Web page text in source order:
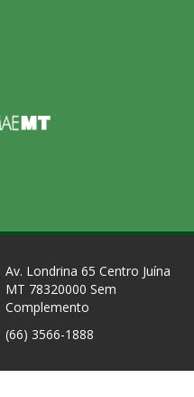
Av. Londrina 65 Centro Juína
MT 78320000 Sem
Complemento
(66) 3566-1888